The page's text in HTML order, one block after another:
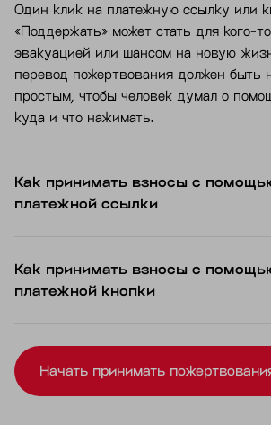
Один клик на платежную ссылку или
«Поддержать» может стать для кого-
эвакуацией или шансом на новую
перевод пожертвования должен быть
простым, чтобы человек думал о
куда и что нажимать.
Как принимать взносы с
платежной ссылки
Как принимать взносы с
платежной кнопки
Начать принимать